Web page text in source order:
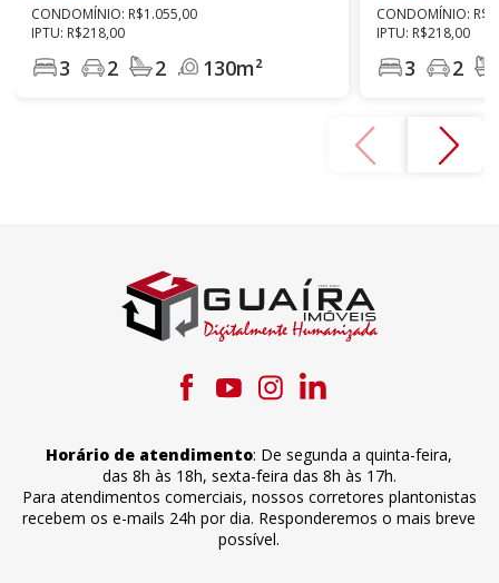
CONDOMÍNIO: R$1.055,00
IPTU: R$218,00
3 2 2 130m²
CONDOMÍNIO:
IPTU: R$218,00
3 2
Horário de atendimento: De segunda a quinta-feira,
das 8h às 18h, sexta-feira das 8h às 17h.
Para atendimentos comerciais, nossos corretores plantonistas
recebem os e-mails 24h por dia. Responderemos o mais breve
possível.